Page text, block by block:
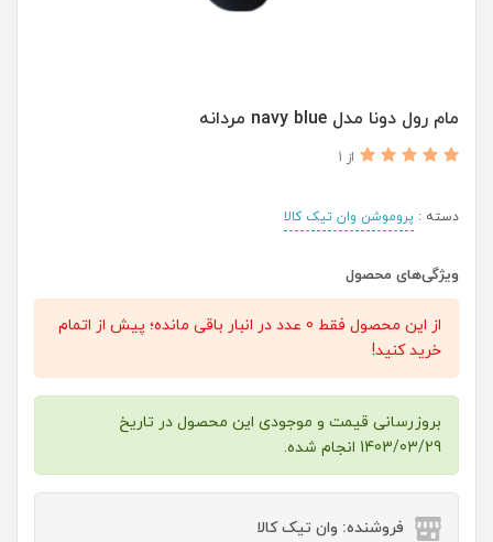
مام رول دونا مدل navy blue مردانه
از 1
دسته : پروموشن وان تیک کالا
ویژگی‌های محصول
از این محصول فقط 0 عدد در انبار باقی مانده؛ پیش از اتمام
خرید کنید!
بروزرسانی قیمت و موجودی این محصول در تاریخ
1403/03/29 انجام شده.
فروشنده: وان تیک کالا